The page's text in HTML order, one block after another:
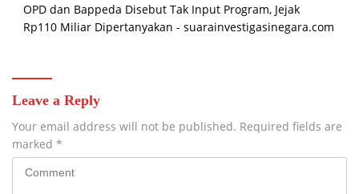
OPD dan Bappeda Disebut Tak Input Program, Jejak
Rp110 Miliar Dipertanyakan - suarainvestigasinegara.com
Leave a Reply
Your email address will not be published. Required fields are
marked *